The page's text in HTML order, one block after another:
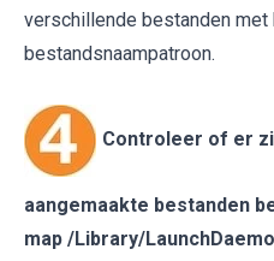
verschillende bestanden
bestandsnaampatroon.
Controleer of er
aangemaakte bestanden
map /Library/